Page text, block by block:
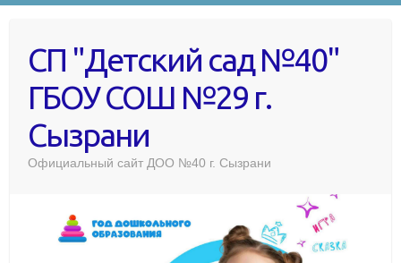
СП "Детский сад №40"
ГБОУ СОШ №29 г.
Сызрани
Официальный сайт ДОО №40 г. Сызрани